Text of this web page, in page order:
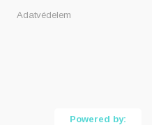
Adatvédelem
Powered by: